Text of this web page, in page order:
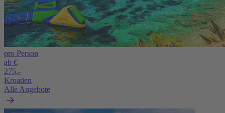
pro Person
ab €
275,-
Kroatien
Alle Angebote